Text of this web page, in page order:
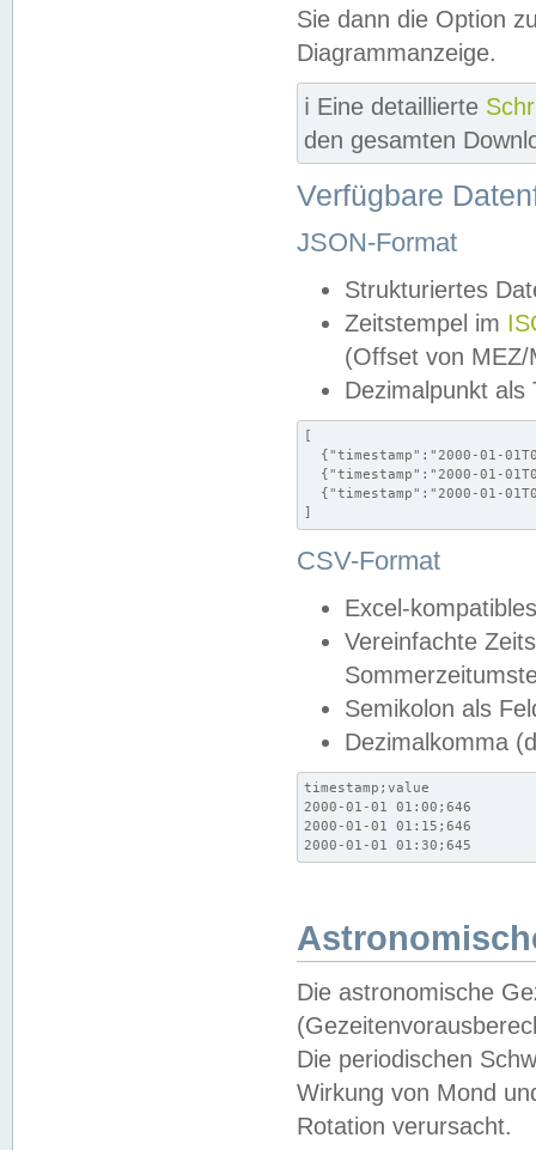
Sie dann die Option
Diagrammanzeige.
ℹ️ Eine detaillierte
den gesamten
Verfügbare
JSON-Format
Strukturiertes
Zeitstempel im
(Offset von MEZ/
Dezimalpunkt als
[
{"timestamp":"2000-01-
{"timestamp":"2000-01-
{"timestamp":"2000-01-
]
CSV-Format
Excel-
Vereinfachte
Semikolon als
Dezimalkomma
timestamp;value
2000-01-01 01:00;646
2000-01-01 01:15;646
2000-01-01 01:30;645
Die astronomische
Die periodischen
Wirkung von Mond
Rotation verursacht.